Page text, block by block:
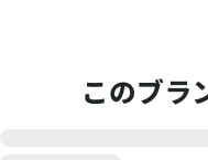
このブラ